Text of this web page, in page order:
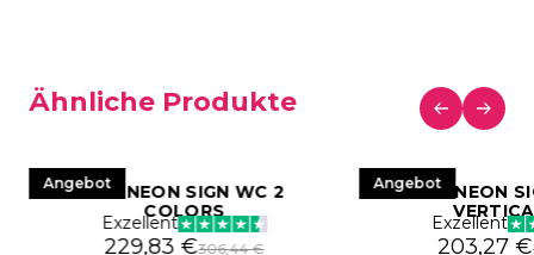
Ähnliche Produkte
306,44 €
AngebotLED NEON SIGN WC 2
COLORS
Exzellent
306,44€
Ursprünglicher Preis war: 306,44 €
229,83 €
Aktueller Preis ist: 229,83 €.
AngebotLED NEON
Exzellent
203,27 €